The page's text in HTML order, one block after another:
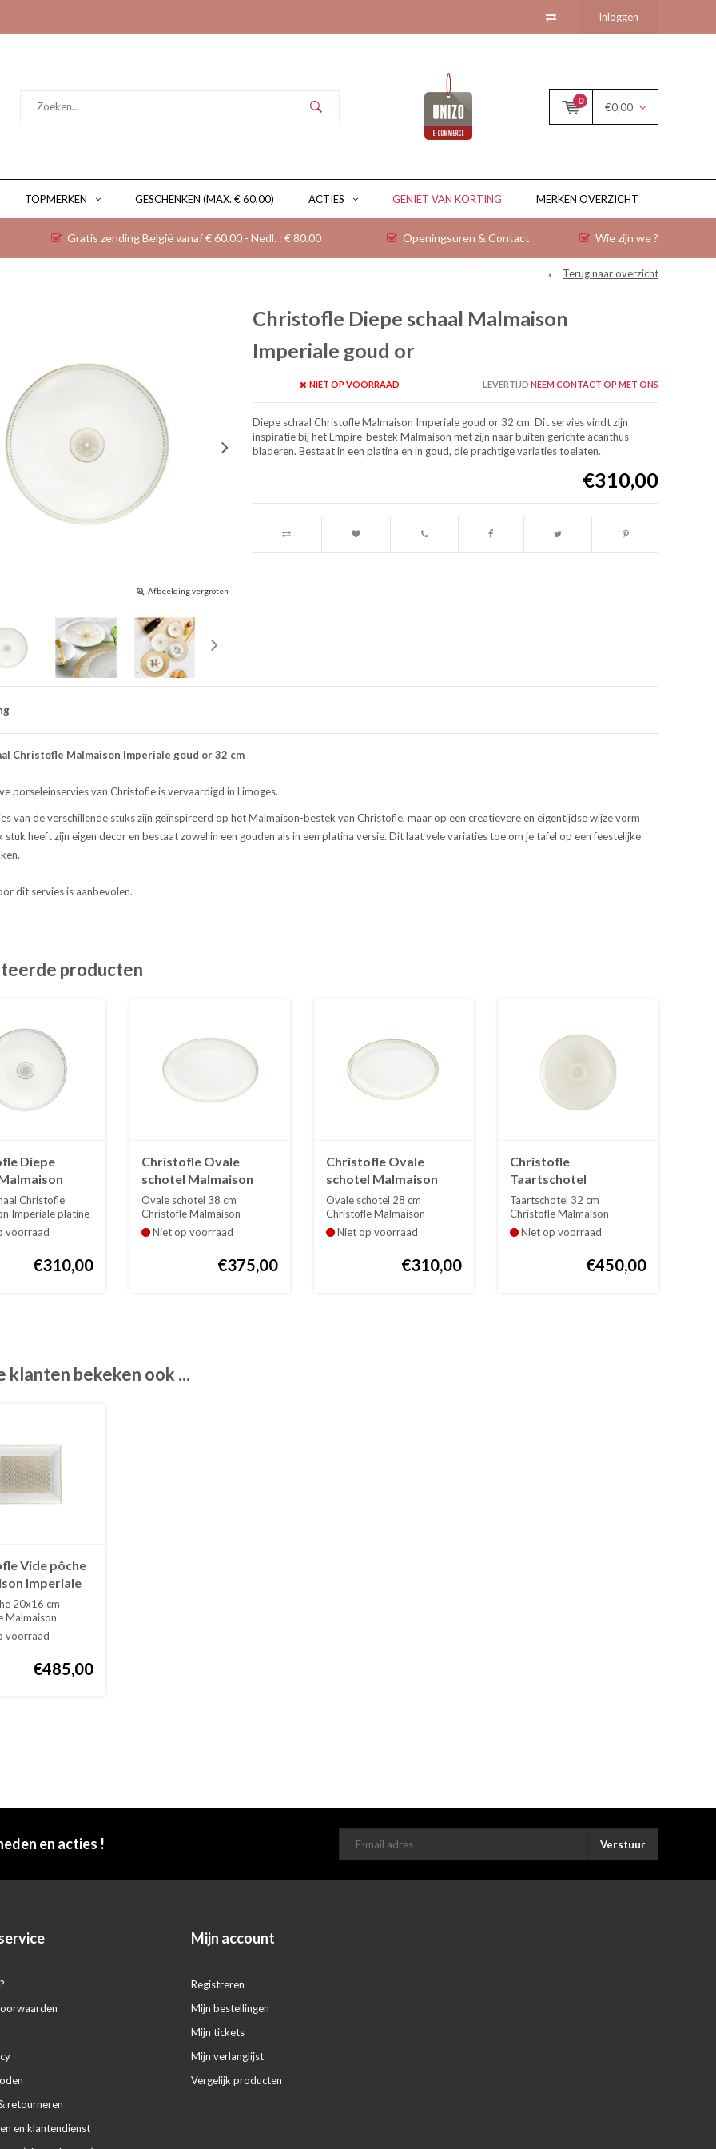
Inloggen
0
€0,00
TOPMERKEN GESCHENKEN (MAX. € 60,00) ACTIES GENIET VAN KORTING MERKEN OVERZICHT
Gratis zending België vanaf € 60.00 - Nedl. : € 80.00 Openingsuren & Contact Wie zijn we ?
Terug naar overzicht
Afbeelding vergroten
Christofle Diepe schaal Malmaison
Imperiale goud or
NIET OP VOORRAAD LEVERTIJD NEEM CONTACT OP MET ONS
Diepe schaal Christofle Malmaison Imperiale goud or 32 cm. Dit servies vindt zijn
inspiratie bij het Empire-bestek Malmaison met zijn naar buiten gerichte acanthus-
bladeren. Bestaat in een platina en in goud, die prachtige variaties toelaten.
€310,00
Christofle Malmaison Imperiale goud or 32 cm
porseleinservies van Christofle is vervaardigd in Limoges.
van de verschillende stuks zijn geïnspireerd op het Malmaison-bestek van Christofle, maar op een creatievere en eigentijdse wijze vorm
stuk heeft zijn eigen decor en bestaat zowel in een gouden als in een platina versie. Dit laat vele variaties toe om je tafel op een feestelijke
dit servies is aanbevolen.
producten
Diepe
platine
Christofle
Imperiale platine
voorraad
€310,00
Christofle Ovale
schotel Malmaison
Imperiale or goud 38
cm
Ovale schotel 38 cm
Christofle Malmaison
Imperiale or goud. ...
Niet op voorraad
€375,00
Christofle Ovale
schotel Malmaison
Imperiale or goud 28
cm
Ovale schotel 28 cm
Christofle Malmaison
Imperiale or goud. ...
Niet op voorraad
€310,00
Christofle
Taartschotel
Malmaison Imperiale
or goud 32 cm
Taartschotel 32 cm
Christofle Malmaison
Imperiale goud or. D...
Niet op voorraad
€450,00
klanten bekeken ook ...
Vide pôche
Imperiale
20x16 cm
20x16 cm
Malmaison
or....
voorraad
€485,00
en acties ! Verstuur
retourneren
en klantendienst
Mijn account
Registreren
Mijn bestellingen
Mijn tickets
Mijn verlanglijst
Vergelijk producten